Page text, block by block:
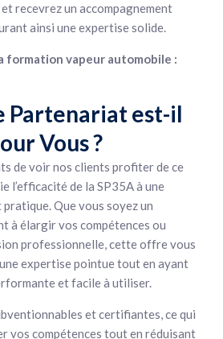
recevrez un accompagnement
ainsi une expertise solide.
formation vapeur automobile :
Partenariat est-il
Vous ?
de voir nos clients profiter de ce
l’efficacité de la SP35A à une
pratique. Que vous soyez un
à élargir vos compétences ou
professionnelle, cette offre vous
expertise pointue tout en ayant
et facile à utiliser.
et certifiantes, ce qui
vos compétences tout en réduisant